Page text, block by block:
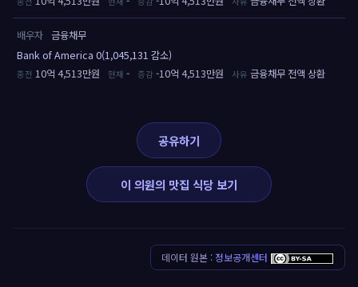
배우자 금융채무
Bank of America 0(1,045,131 감소)
10억 4,513만원
- -10억 4,513만원 금융채무 전액 상환
공유하기
이 의원의 맛집 식당 보기
데이터 원본 : 정보공개센터